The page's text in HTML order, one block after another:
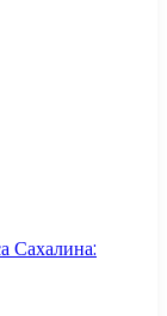
Сахалина: